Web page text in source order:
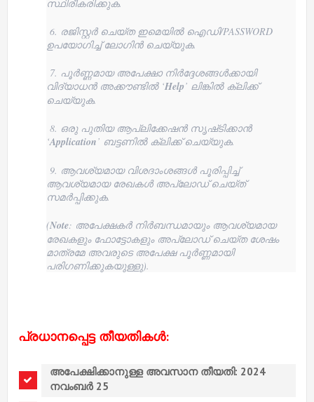
സ്ഥിരീകരിക്കുക.
6. രജിസ്റ്റർ ചെയ്ത ഇമെയിൽ ഐഡി/PASSWORD
ഉപയോഗിച്ച് ലോഗിൻ ചെയ്യുക.
7. പൂർണ്ണമായ അപേക്ഷാ നിർദ്ദേശങ്ങൾക്കായി
വിദ്യാധൻ അക്കൗണ്ടിൽ ‘Help’ ലിങ്കിൽ ക്ലിക്ക്
ചെയ്യുക.
8. ഒരു പുതിയ ആപ്ലിക്കേഷൻ സൃഷ്‌ടിക്കാൻ
‘Application’ ബട്ടണിൽ ക്ലിക്ക് ചെയ്യുക.
9. ആവശ്യമായ വിശദാംശങ്ങൾ പൂരിപ്പിച്ച്
ആവശ്യമായ രേഖകൾ അപ്‌ലോഡ് ചെയ്‌ത്
സമർപ്പിക്കുക.
(Note: അപേക്ഷകർ നിർബന്ധമായും ആവശ്യമായ
രേഖകളും ഫോട്ടോകളും അപ്‌ലോഡ് ചെയ്ത ശേഷം
മാത്രമേ അവരുടെ അപേക്ഷ പൂർണ്ണമായി
പരിഗണിക്കുകയുള്ളു).
പ്രധാനപ്പെട്ട തീയതികൾ:
അപേക്ഷിക്കാനുള്ള അവസാന തീയതി: 2024
നവംബർ 25